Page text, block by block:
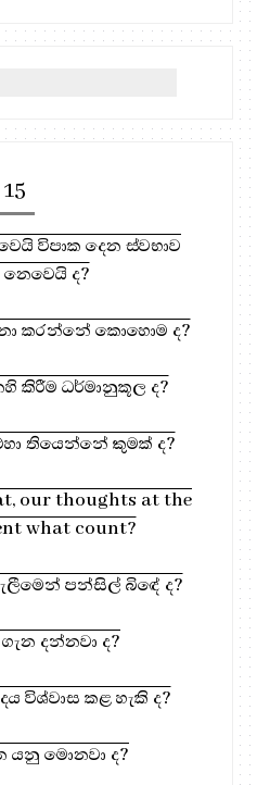
15
විපාක දෙන ස්වභාව
ද?
කරන්නේ කොහොම ද?
කිරීම ධර්මානුකූල ද?
තියෙන්නේ කුමක් ද?
our thoughts at the
what count?
පන්සිල් බිඳේ ද?
දන්නවා ද?
විශ්වාස කළ හැකි ද?
යනු මොනවා ද?